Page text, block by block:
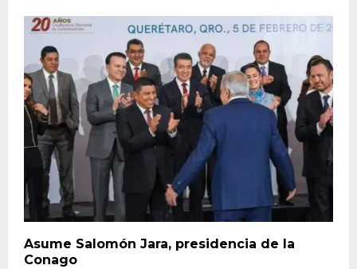
Asume Salomón Jara, presidencia de la
Conago